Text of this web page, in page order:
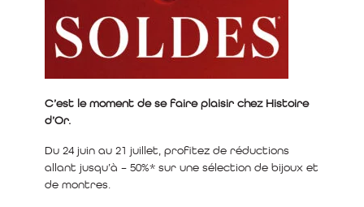
C’est le moment de se faire plaisir chez Histoire
d’Or.
Du 24 juin au 21 juillet, profitez de réductions
allant jusqu’à – 50%* sur une sélection de bijoux et
de montres.